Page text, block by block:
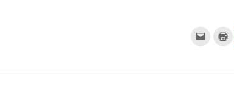
اضغط
للطباعة